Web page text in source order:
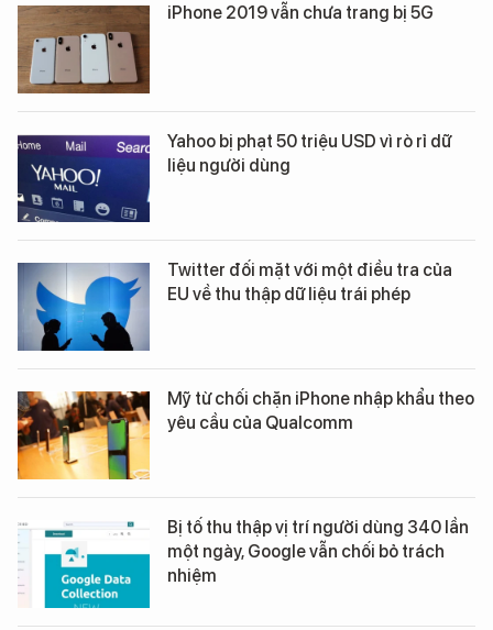
iPhone 2019 vẫn chưa trang bị 5G
Yahoo bị phạt 50 triệu USD vì rò rỉ dữ
liệu người dùng
Twitter đối mặt với một điều tra của
EU về thu thập dữ liệu trái phép
Mỹ từ chối chặn iPhone nhập khẩu theo
yêu cầu của Qualcomm
Bị tố thu thập vị trí người dùng 340 lần
một ngày, Google vẫn chối bỏ trách
nhiệm